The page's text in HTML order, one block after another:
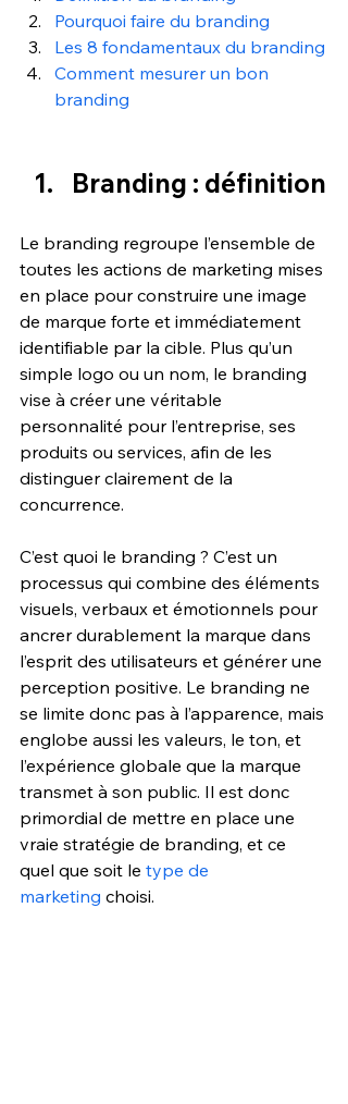
Pourquoi faire du branding
Les 8 fondamentaux du branding
Comment mesurer un bon
branding
Branding : définition
Le branding regroupe l’ensemble de
toutes les actions de marketing mises
en place pour construire une image
de marque forte et immédiatement
identifiable par la cible. Plus qu’un
simple logo ou un nom, le branding
vise à créer une véritable
personnalité pour l’entreprise, ses
produits ou services, afin de les
distinguer clairement de la
concurrence.
C’est quoi le branding ? C’est un
processus qui combine des éléments
visuels, verbaux et émotionnels pour
ancrer durablement la marque dans
l’esprit des utilisateurs et générer une
perception positive. Le branding ne
se limite donc pas à l’apparence, mais
englobe aussi les valeurs, le ton, et
l’expérience globale que la marque
transmet à son public. Il est donc
primordial de mettre en place une
vraie stratégie de branding, et ce
quel que soit le type de
marketing choisi.